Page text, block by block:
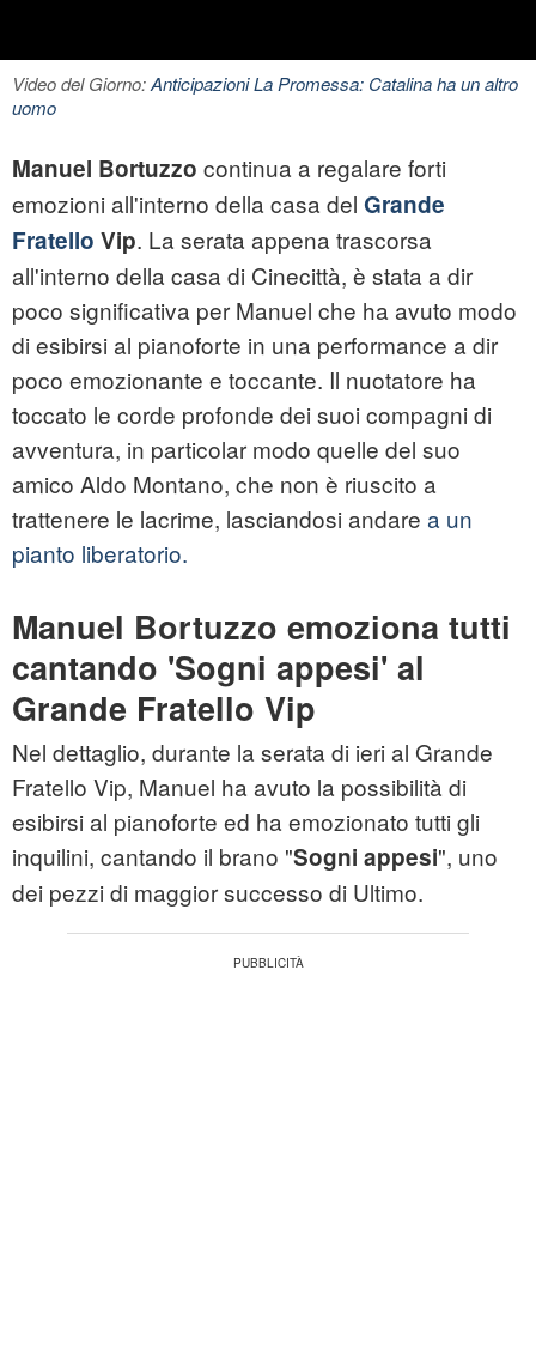
Video del Giorno:Anticipazioni La Promessa: Catalina ha un altro
uomo
Manuel Bortuzzo continua a regalare forti
emozioni all'interno della casa del Grande
Fratello Vip. La serata appena trascorsa
all'interno della casa di Cinecittà, è stata a dir
poco significativa per Manuel che ha avuto modo
di esibirsi al pianoforte in una performance a dir
poco emozionante e toccante. Il nuotatore ha
toccato le corde profonde dei suoi compagni di
avventura, in particolar modo quelle del suo
amico Aldo Montano, che non è riuscito a
trattenere le lacrime, lasciandosi andare a un
pianto liberatorio.
Manuel Bortuzzo emoziona tutti
cantando 'Sogni appesi' al
Grande Fratello Vip
Nel dettaglio, durante la serata di ieri al Grande
Fratello Vip, Manuel ha avuto la possibilità di
esibirsi al pianoforte ed ha emozionato tutti gli
inquilini, cantando il brano "Sogni appesi", uno
dei pezzi di maggior successo di Ultimo.